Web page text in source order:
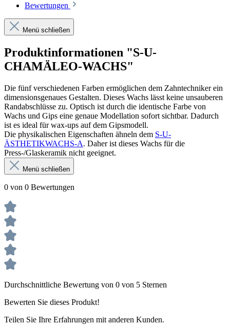
Bewertungen
Menü schließen
Produktinformationen "S-U-
CHAMÄLEO-WACHS"
Die fünf verschiedenen Farben ermöglichen dem Zahntechniker ein
dimensionsgenaues Gestalten. Dieses Wachs lässt keine unsauberen
Randabschlüsse zu. Optisch ist durch die identische Farbe von
Wachs und Gips eine genaue Modellation sofort sichtbar. Dadurch
ist es ideal für wax-ups auf dem Gipsmodell.
Die physikalischen Eigenschaften ähneln dem S-U-
ÄSTHETIKWACHS-A. Daher ist dieses Wachs für die
Press-/Glaskeramik nicht geeignet.
Menü schließen
0 von 0 Bewertungen
Durchschnittliche Bewertung von 0 von 5 Sternen
Bewerten Sie dieses Produkt!
Teilen Sie Ihre Erfahrungen mit anderen Kunden.